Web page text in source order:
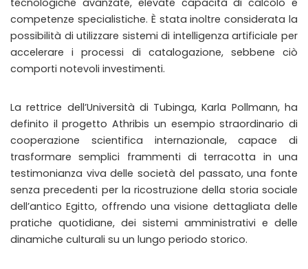
competenze specialistiche. È stata inoltre considerata la
possibilità di utilizzare sistemi di intelligenza artificiale per
accelerare i processi di catalogazione, sebbene ciò
comporti notevoli investimenti.
La rettrice dell’Università di Tubinga, Karla Pollmann, ha
definito il progetto Athribis un esempio straordinario di
cooperazione scientifica internazionale, capace di
trasformare semplici frammenti di terracotta in una
testimonianza viva delle società del passato, una fonte
senza precedenti per la ricostruzione della storia sociale
dell’antico Egitto, offrendo una visione dettagliata delle
pratiche quotidiane, dei sistemi amministrativi e delle
dinamiche culturali su un lungo periodo storico.